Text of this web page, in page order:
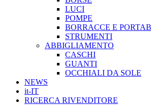
LUCI
POMPE
BORRACCE E
STRUMENTI
ABBIGLIAMENTO
CASCHI
GUANTI
OCCHIALI DA SOLE
NEWS
it-IT
RICERCA RIVENDITORE